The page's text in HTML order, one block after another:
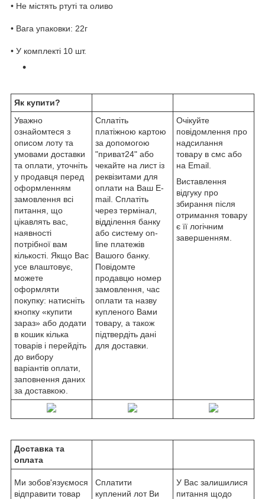
• Не містять ртуті та оливо
• Вага упаковки: 22г
• У комплекті 10 шт.
Як купити?
Уважно
ознайомтеся з
описом лоту та
умовами доставки
та оплати, уточніть
у продавця перед
оформленням
замовлення всі
питання, що
цікавлять вас,
наявності
потрібної вам
кількості. Якщо Вас
усе влаштовує,
можете
оформляти
покупку: натисніть
кнопку «купити
зараз» або додати
в кошик кілька
товарів і перейдіть
до вибору
варіантів оплати,
заповнення даних
за доставкою.
Сплатіть
платіжною картою
за допомогою
"приват24" або
чекайте на лист із
реквізитами для
оплати на Ваш E-
mail. Сплатіть
через термінал,
відділення банку
або систему on-
line платежів
Вашого банку.
Повідомте
продавцю номер
замовлення, час
оплати та назву
купленого Вами
товару, а також
підтвердіть дані
для доставки.
Очікуйте
повідомлення про
надсилання
товару в смс або
на Email.
Виставлення
відгуку про
збирання після
отримання товару
є її логічним
завершенням.
Доставка та
оплата
Ми зобов'язуємося
відправити товар
Сплатити
куплений лот Ви
У Вас залишилися
питання щодо